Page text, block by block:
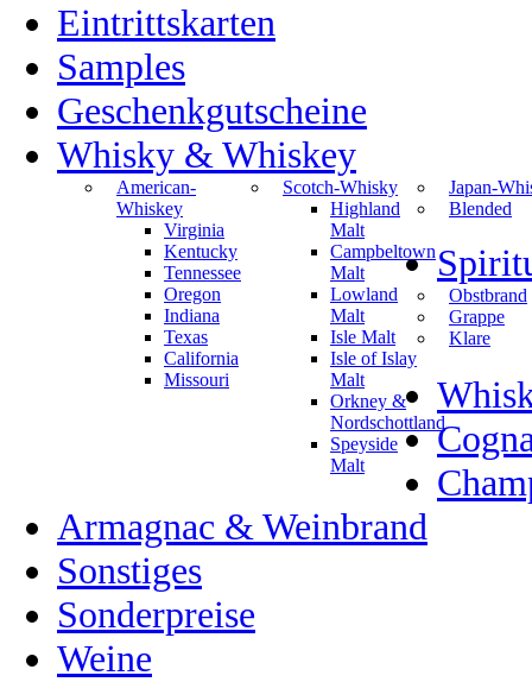
Eintrittskarten
Samples
Geschenkgutscheine
Whisky & Whiskey
American-
Whiskey
Virginia
Kentucky
Tennessee
Oregon
Indiana
Texas
California
Missouri
Scotch-Whisky
Highland
Malt
Campbeltown
Malt
Lowland
Malt
Isle Malt
Isle of Islay
Malt
Orkney &
Nordschottland
Speyside
Malt
Japan-
Blended
Obstbrand
Grappe
Klare
Armagnac & Weinbrand
Sonstiges
Sonderpreise
Weine